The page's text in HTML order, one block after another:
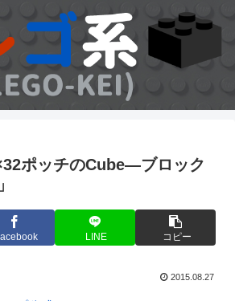
ポッチのCube—ブロック
LINE コピー
2015.08.27